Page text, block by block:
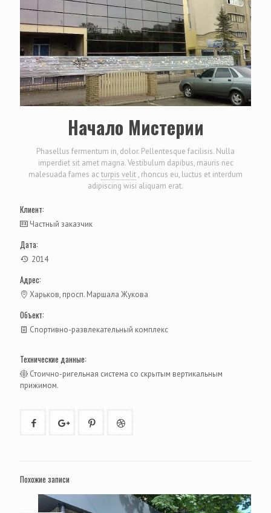
Начало Мистерии
Phasellus fermentum in, dolor. Pellentesque facilisis. Nulla
imperdiet sit amet magna. Vestibulum dapibus, mauris nec
malesuada fames acturpis velit, rhoncus eu, luctus et interdum
adipiscing wisi aliquam erat.
Клиент:
Частный заказчик
Дата:
2014
Адрес:
Харьков, просп. Маршала Жукова
Объект:
Спортивно-развлекательный комплекс
Технические данные:
Стоично-ригельная система со скрытым вертикальным
прижимом.
Похожие записи